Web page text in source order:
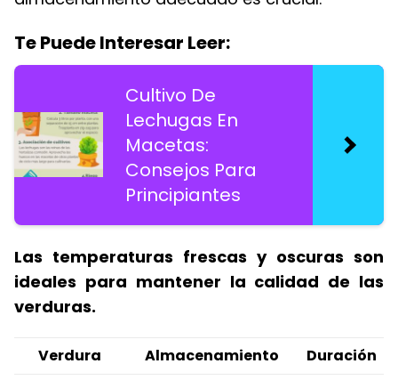
Te Puede Interesar Leer:
Cultivo De
Lechugas En
Macetas:
Consejos Para
Principiantes
Las temperaturas frescas y oscuras son
ideales para mantener la calidad de las
verduras.
Verdura Almacenamiento
Duración